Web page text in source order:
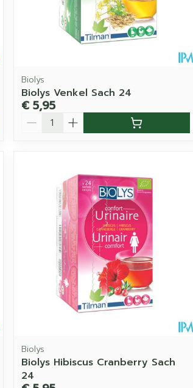
Biolys
Biolys Venkel Sach 24
€ 5,95
Aantal
Biolys
Biolys Hibiscus Cranberry Sach
24